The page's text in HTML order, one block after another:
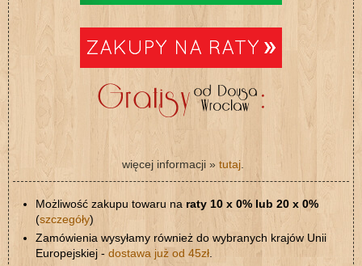
więcej informacji » tutaj.
Możliwość zakupu towaru na raty 10 x 0% lub 20 x 0%
(szczegóły)
Zamówienia wysyłamy również do wybranych krajów Unii
Europejskiej - dostawa już od 45zł.